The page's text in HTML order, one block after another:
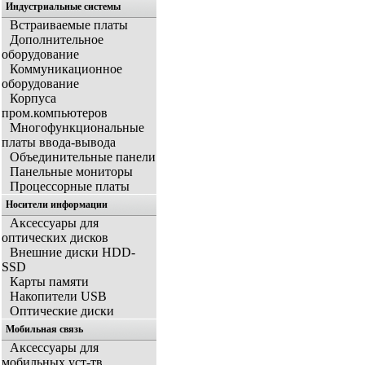
Индустриальные системы
Встраиваемые платы
Дополнительное
оборудование
Коммуникационное
оборудование
Корпуса
пром.компьютеров
Многофункциональные
платы ввода-вывода
Объединительные панели
Панельные мониторы
Процессорные платы
Носители информации
Аксессуары для
оптических дисков
Внешние диски HDD-
SSD
Карты памяти
Накопители USB
Оптические диски
Мобильная связь
Аксессуары для
мобильных уст-тв